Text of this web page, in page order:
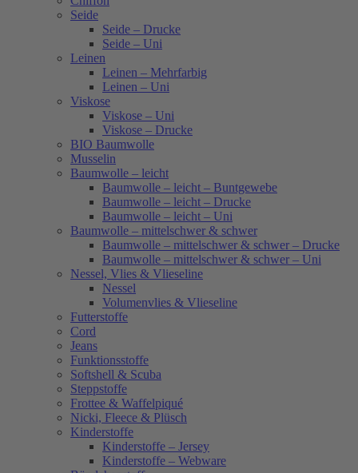
Seide
Seide – Drucke
Seide – Uni
Leinen
Leinen – Mehrfarbig
Leinen – Uni
Viskose
Viskose – Uni
Viskose – Drucke
BIO Baumwolle
Musselin
Baumwolle – leicht
Baumwolle – leicht – Buntgewebe
Baumwolle – leicht – Drucke
Baumwolle – leicht – Uni
Baumwolle – mittelschwer & schwer
Baumwolle – mittelschwer & schwer – Drucke
Baumwolle – mittelschwer & schwer – Uni
Nessel, Vlies & Vlieseline
Nessel
Volumenvlies & Vlieseline
Futterstoffe
Cord
Jeans
Funktionsstoffe
Softshell & Scuba
Steppstoffe
Frottee & Waffelpiqué
Nicki, Fleece & Plüsch
Kinderstoffe
Kinderstoffe – Jersey
Kinderstoffe – Webware